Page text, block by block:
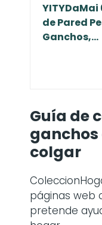
de Pared
Ganchos,...
Guía de
colgar
páginas web
pretende